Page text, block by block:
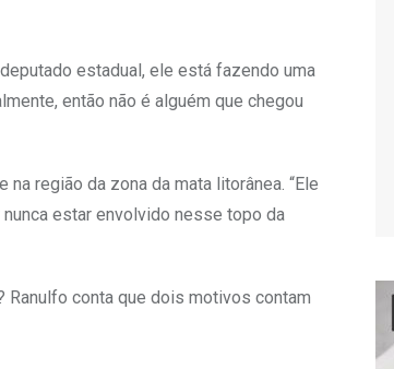
estadual, ele está fazendo uma
então não é alguém que chegou
região da zona da mata litorânea. “Ele
estar envolvido nesse topo da
Ranulfo conta que dois motivos contam